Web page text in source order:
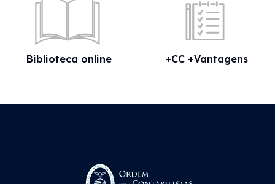
Biblioteca online +CC +Vantagens